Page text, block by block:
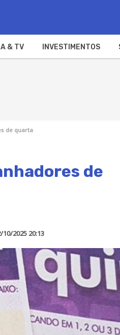
& TV INVESTIMENTOS
de quarta
de
10/2025 20:13